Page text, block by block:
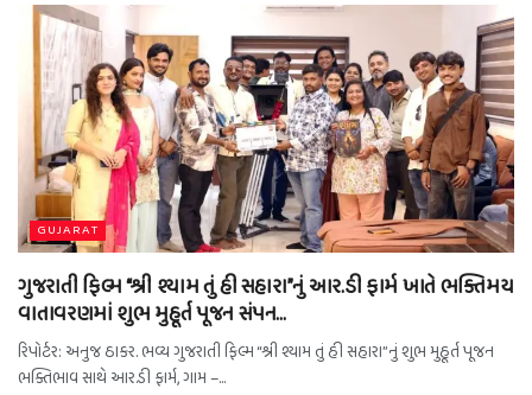
GUJARAT
ગુજરાતી ફિલ્મ “શ્રી શ્યામ તું હી સહારા”નું આર.ડી ફાર્મ ખાતે ભક્તિમય
વાતાવરણમાં શુભ મુહૂર્ત પૂજન સંપન…
રિપોર્ટર: અનુજ ઠાકર. ભવ્ય ગુજરાતી ફિલ્મ “શ્રી શ્યામ તું હી સહારા”નું શુભ મુહૂર્ત પૂજન
ભક્તિભાવ સાથે આર.ડી ફાર્મ, ગામ –...